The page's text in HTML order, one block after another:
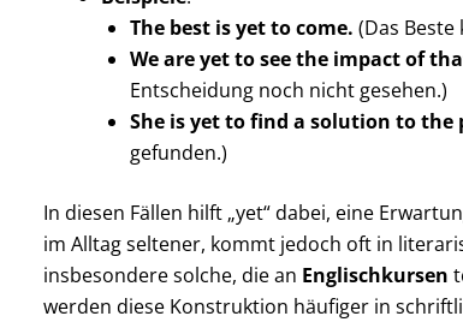
The best is yet to come. (Das
We are yet to see the impact of
Entscheidung noch nicht gesehen.)
She is yet to find a solution to the
gefunden.)
In diesen Fällen hilft „yet“ dabei, eine
im Alltag seltener, kommt jedoch oft in
insbesondere solche, die an Englischkursen
werden diese Konstruktion häufiger in